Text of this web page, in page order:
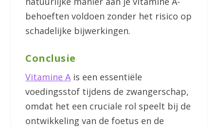
behoeften voldoen zonder het risico op
schadelijke bijwerkingen.
Conclusie
Vitamine Ais een essentiële
voedingsstof tijdens de zwangerschap,
omdat het een cruciale rol speelt bij de
ontwikkeling van de foetus en de